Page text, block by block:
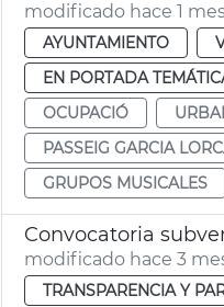
modificado hace 1
AYUNTAMIENTO
EN PORTADA
OCUPACIÓ
PASSEIG GARCIA
GRUPOS MUSICALES
Convocatoria
modificado hace 3
TRANSPARENCIA Y